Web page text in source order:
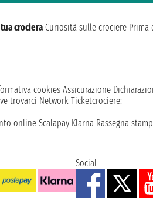
crociera Curiosità sulle crociere
cookies Assicurazione
trovarci Network Ticketcrociere:
online Scalapay Klarna Rassegna
Social